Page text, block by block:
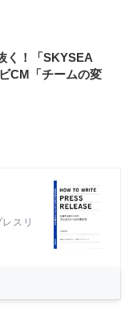
く！「SKYSEA
CM「チームの変
スリ